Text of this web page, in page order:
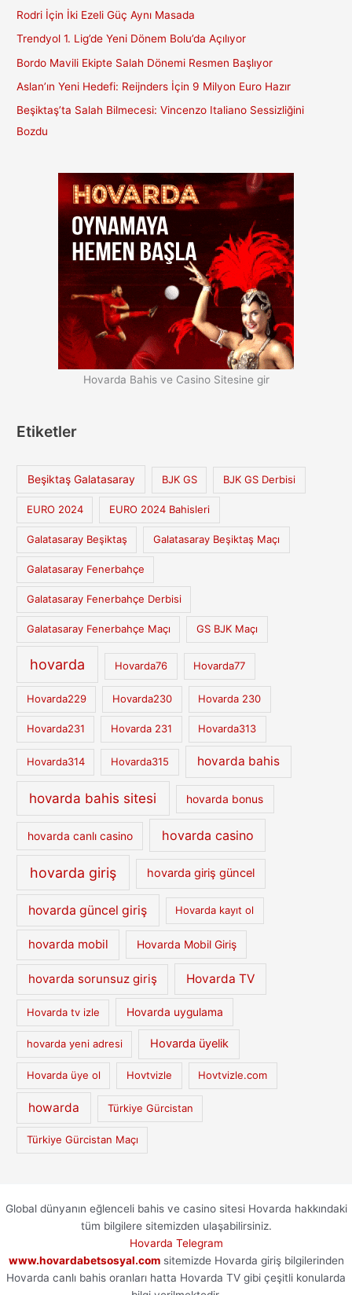
Rodri İçin İki Ezeli Güç Aynı Masada
Trendyol 1. Lig’de Yeni Dönem Bolu’da Açılıyor
Bordo Mavili Ekipte Salah Dönemi Resmen Başlıyor
Aslan’ın Yeni Hedefi: Reijnders İçin 9 Milyon Euro Hazır
Beşiktaş’ta Salah Bilmecesi: Vincenzo Italiano Sessizliğini
Bozdu
Hovarda Bahis ve Casino Sitesine gir
Etiketler
Beşiktaş Galatasaray BJK GS BJK GS Derbisi
EURO 2024 EURO 2024 Bahisleri
Galatasaray Beşiktaş Galatasaray Beşiktaş Maçı
Galatasaray Fenerbahçe
Galatasaray Fenerbahçe Derbisi
Galatasaray Fenerbahçe Maçı GS BJK Maçı
hovarda Hovarda76 Hovarda77
Hovarda229 Hovarda230 Hovarda 230
Hovarda231 Hovarda 231 Hovarda313
Hovarda314 Hovarda315 hovarda bahis
hovarda bahis sitesi hovarda bonus
hovarda canlı casino hovarda casino
hovarda giriş hovarda giriş güncel
hovarda güncel giriş Hovarda kayıt ol
hovarda mobil Hovarda Mobil Giriş
hovarda sorunsuz giriş Hovarda TV
Hovarda tv izle Hovarda uygulama
hovarda yeni adresi Hovarda üyelik
Hovarda üye ol Hovtvizle Hovtvizle.com
howarda Türkiye Gürcistan
Türkiye Gürcistan Maçı
Global dünyanın eğlenceli bahis ve casino sitesi Hovarda hakkındaki
tüm bilgilere sitemizden ulaşabilirsiniz.
Hovarda Telegram
www.hovardabetsosyal.comsitemizde Hovarda giriş bilgilerinden
Hovarda canlı bahis oranları hatta Hovarda TV gibi çeşitli konularda